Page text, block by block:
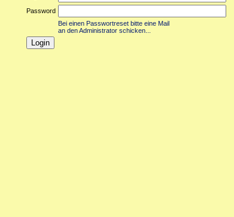
Password
Bei einen Passwortreset bitte eine Mail
an den Administrator schicken...